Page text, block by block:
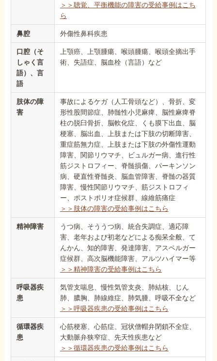
＞＞聴覚、平衡機能の障害の受給事例はこち
ら
鼻腔 外傷性鼻科疾患
口腔（そ
しゃく言
語）、言
語
上顎癌、上顎腫瘍、喉頭腫瘍、喉頭全摘出手
術、失語症、脳血栓（言語）など
肢体の障
害
事故によるケガ（人工骨頭など）、骨折、変
形性股間節症、肺髄性小児麻痺、脳性麻痺脊
柱の脱臼骨折、脳軟化症、くも膜下出血、脳
梗塞、脳出血、上肢または下肢の切断障害、
重症筋無力症、上肢または下肢の外傷性運動
障害、関節リウマチ、ビュルガー病、進行性
筋ジストロフィー、脊髄損傷、パーキンソン
病、硬直性脊髄炎、脳血管障害、脊髄の器質
障害、慢性関節リウマチ、筋ジストロフィ
ー、ポストポリオ症候群、線維筋痛症
＞＞肢体の障害の受給事例はこちら
精神障害
うつ病、そううつ病、統合失調症、適応障
害、老年および初老などによる痴呆全般、て
んかん、知的障害、発達障害、アスペルガー
症候群、高次脳機能障害、アルツハイマー等
＞＞精神障害の受給事例はこちら
呼吸器疾
患
気管支喘息、慢性気管支炎、肺結核、じん
肺、膿胸、肺線維症、肺気腫、呼吸不全など
＞＞呼吸器疾患の受給事例はこちら
循環器疾
患
心筋梗塞、心筋症、冠状僧帽弁閉鎖不全症、
大動脈弁狭窄症、先天性疾患など
＞＞循環器疾患の受給事例はこちら